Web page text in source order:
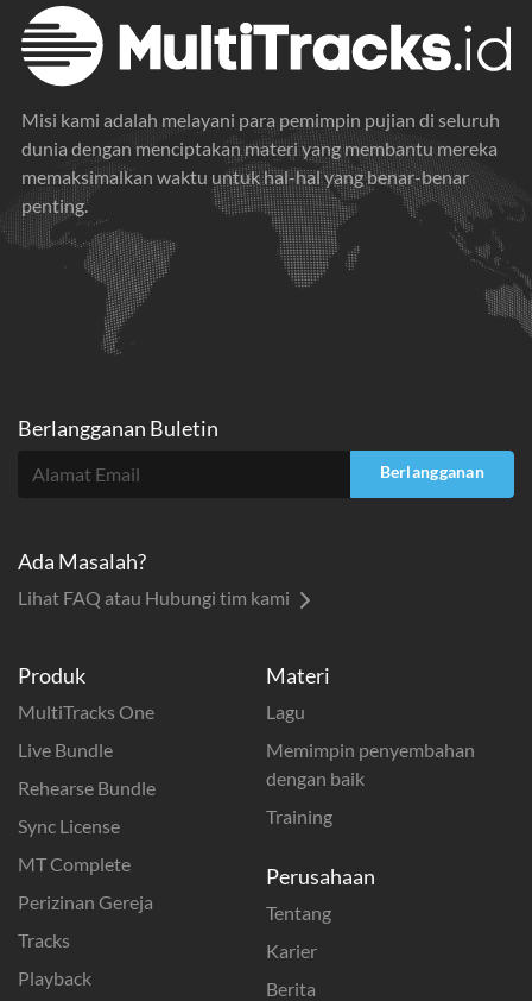
Misi kami adalah melayani para pemimpin pujian di seluruh
dunia dengan menciptakan materi yang membantu mereka
memaksimalkan waktu untuk hal-hal yang benar-benar
penting.
Produk
MultiTracks One
Live Bundle
Rehearse Bundle
Sync License
MT Complete
Perizinan Gereja
Tracks
Playback
Materi
Lagu
Memimpin penyembahan
dengan baik
Training
Perusahaan
Tentang
Karier
Berita
Berlangganan Buletin
Berlangganan
Ada Masalah?
Lihat FAQ atau Hubungi tim kami